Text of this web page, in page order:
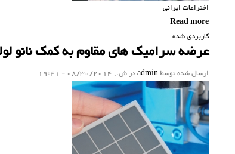
اختراعات ایرانی
Read moreabout حذف‌ کل ترکیبات سیانید از فاضلابهای صنعتی
کاربردی شده
عرضه سرامیک های مقاوم به کمک نانو
ارسال شده توسطadminدر ش., 08/30/2014 - 19:41